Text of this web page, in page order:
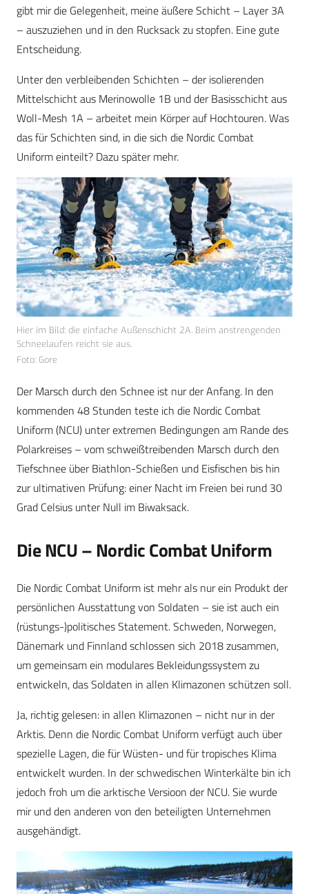
gibt mir die Gelegenheit, meine äußere Schicht – Layer 3A
– auszuziehen und in den Rucksack zu stopfen. Eine gute
Entscheidung.
Unter den verbleibenden Schichten – der isolierenden
Mittelschicht aus Merinowolle 1B und der Basisschicht aus
Woll-Mesh 1A – arbeitet mein Körper auf Hochtouren. Was
das für Schichten sind, in die sich die Nordic Combat
Uniform einteilt? Dazu später mehr.
Hier im Bild: die einfache Außenschicht 2A. Beim anstrengenden
Schneelaufen reicht sie aus.
Foto: Gore
Der Marsch durch den Schnee ist nur der Anfang. In den
kommenden 48 Stunden teste ich die Nordic Combat
Uniform (NCU) unter extremen Bedingungen am Rande des
Polarkreises – vom schweißtreibenden Marsch durch den
Tiefschnee über Biathlon-Schießen und Eisfischen bis hin
zur ultimativen Prüfung: einer Nacht im Freien bei rund 30
Grad Celsius unter Null im Biwaksack.
Die NCU – Nordic Combat Uniform
Die Nordic Combat Uniform ist mehr als nur ein Produkt der
persönlichen Ausstattung von Soldaten – sie ist auch ein
(rüstungs-)politisches Statement. Schweden, Norwegen,
Dänemark und Finnland schlossen sich 2018 zusammen,
um gemeinsam ein modulares Bekleidungssystem zu
entwickeln, das Soldaten in allen Klimazonen schützen soll.
Ja, richtig gelesen: in allen Klimazonen – nicht nur in der
Arktis. Denn die Nordic Combat Uniform verfügt auch über
spezielle Lagen, die für Wüsten- und für tropisches Klima
entwickelt wurden. In der schwedischen Winterkälte bin ich
jedoch froh um die arktische Versioon der NCU. Sie wurde
mir und den anderen von den beteiligten Unternehmen
ausgehändigt.